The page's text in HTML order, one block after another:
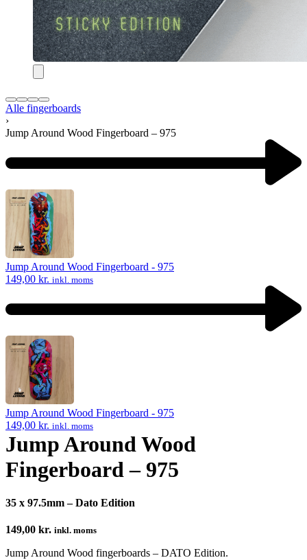
Alle fingerboards
›
Jump Around Wood Fingerboard – 975
navigation
Previous
product:
Jump Around Wood Fingerboard - 975
149,00 kr. inkl. moms
Next
product:
Jump Around Wood Fingerboard - 975
149,00 kr. inkl. moms
Jump Around Wood
Fingerboard – 975
35 x 97.5mm – Dato Edition
149,00 kr. inkl. moms
Jump Around Wood fingerboards – DATO Edition.